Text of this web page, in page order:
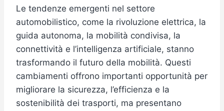
Le tendenze emergenti nel settore
automobilistico, come la rivoluzione elettrica, la
guida autonoma, la mobilità condivisa, la
connettività e l’intelligenza artificiale, stanno
trasformando il futuro della mobilità. Questi
cambiamenti offrono importanti opportunità per
migliorare la sicurezza, l’efficienza e la
sostenibilità dei trasporti, ma presentano